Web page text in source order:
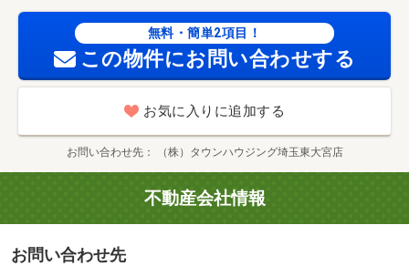
７７０ｍ／サンキ東大宮店（ショッピングセンター）まで
４８０ｍ/賃貸戸数:14戸無料・簡単2項目！
この物件にお問い合わせする
お気に入りに追加する
お問い合わせ先 （株）タウンハウジング埼玉東大宮店
不動産会社情報
お問い合わせ先